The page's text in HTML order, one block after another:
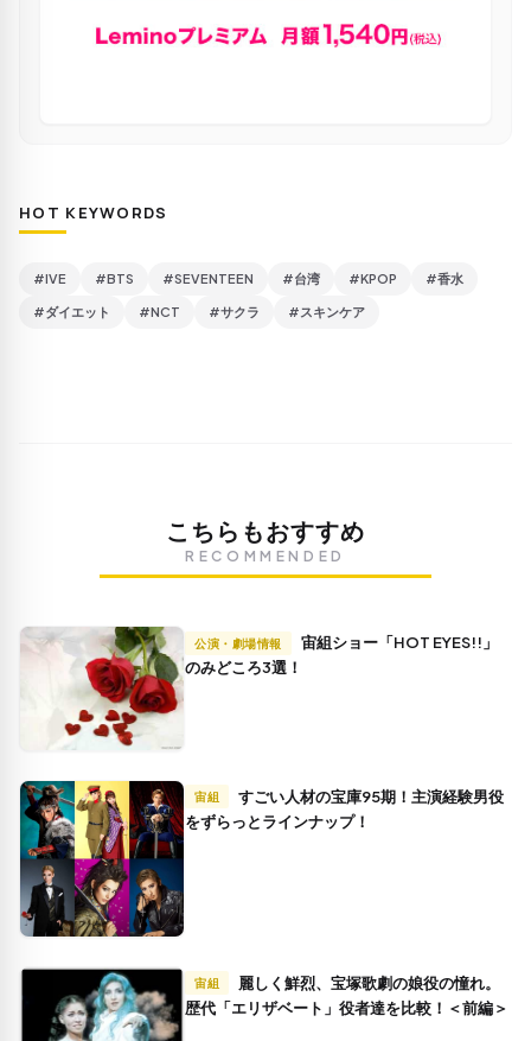
HOT KEYWORDS
#IVE #BTS #SEVENTEEN #台湾 #KPOP #香水
#ダイエット #NCT #サクラ #スキンケア
こちらもおすすめ
RECOMMENDED
公演・劇場情報
のみどころ3選！
宙組
をずらっとラインナップ！
宙組
歴代「エリザベート」役者達を比較！＜前編＞